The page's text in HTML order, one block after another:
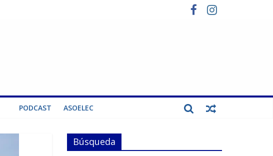
PODCAST ASOELEC
Búsqueda